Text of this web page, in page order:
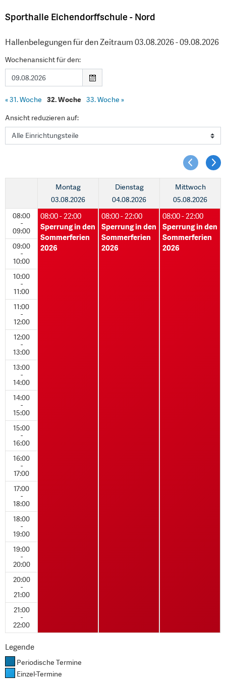
Sporthalle Eichendorffschule - Nord
Hallenbelegungen für den Zeitraum 03.08.2026 - 09.08.2026
Wochenansicht für den:
«31. Woche 32. Woche 33. Woche »
Ansicht reduzieren auf:
08:00
-
09:00
09:00
-
10:00
10:00
-
11:00
11:00
-
12:00
12:00
-
13:00
13:00
-
14:00
14:00
-
15:00
15:00
-
16:00
16:00
-
17:00
17:00
-
18:00
18:00
-
19:00
19:00
-
20:00
20:00
-
21:00
21:00
-
22:00
Montag
03.08.2026
08:00 - 22:00
Sperrung in den
Sommerferien
2026
Dienstag
04.08.2026
08:00 - 22:00
Sperrung in den
Sommerferien
2026
Mittwoch
05.08.2026
08:00 - 22:00
Sperrung in den
Sommerferien
2026
Legende
Periodische Termine
Einzel-Termine